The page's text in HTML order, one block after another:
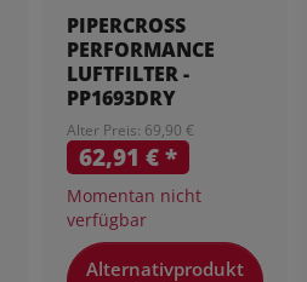
PIPERCROSS
PERFORMANCE
LUFTFILTER -
PP1693DRY
Alter Preis: 69,90 €
62,91 €*
Momentan nicht
verfügbar
Alternativprodukt